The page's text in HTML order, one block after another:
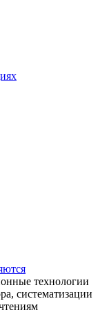
технологии
систематизации